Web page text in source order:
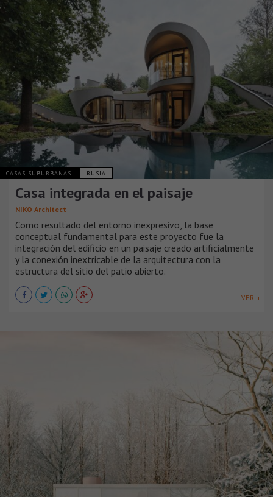
CASAS SUBURBANAS RUSIA
Casa integrada en el paisaje
NIKO Architect
Como resultado del entorno inexpresivo, la base
conceptual fundamental para este proyecto fue la
integración del edificio en un paisaje creado artificialmente
y la conexión inextricable de la arquitectura con la
estructura del sitio del patio abierto.
VER +